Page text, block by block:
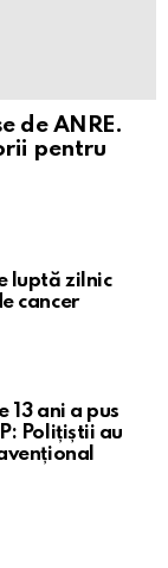
de ANRE.
pentru
luptă zilnic
cancer
13 ani a pus
Polițiștii au